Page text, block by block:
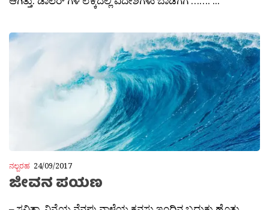
ನಲ್ಬರಹ 24/09/2017
ಜೀವನ ಪಯಣ